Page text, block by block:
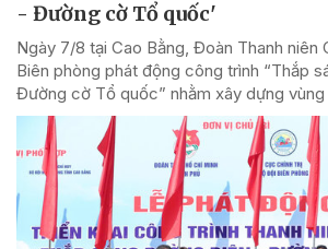
- Đường cờ Tổ quốc'
Ngày 7/8 tại Cao Bằng, Đoàn Thanh niên
Biên phòng phát động công trình “Thắp
Đường cờ Tổ quốc” nhằm xây dựng vùng